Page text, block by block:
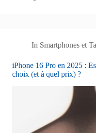
In Smartphones et
iPhone 16 Pro en 2025 :
choix (et à quel prix) ?